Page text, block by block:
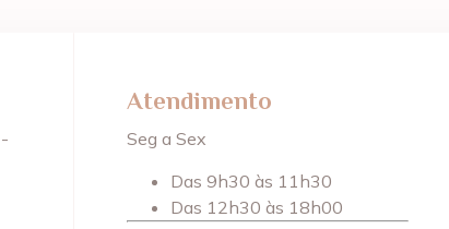
Atendimento
Seg a Sex
Das 9h30 às 11h30
Das 12h30 às 18h00